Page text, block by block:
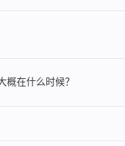
概在什么时候？